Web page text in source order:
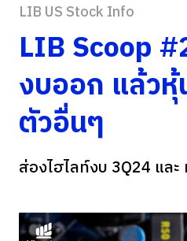
LIB US Stock Info
LIB Scoop
งบออก แล้ว
ตัวอื่นๆ
ส่องไฮไลท์งบ 3Q24 แล